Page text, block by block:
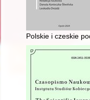
Polskie i czeskie